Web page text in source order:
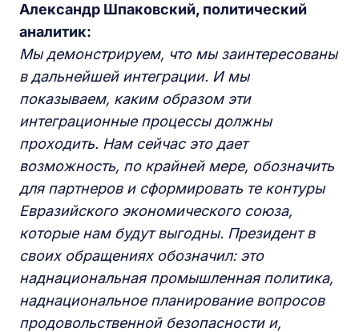
Александр Шпаковский, политический
аналитик:
Мы демонстрируем, что мы заинтересованы
в дальнейшей интеграции. И мы
показываем, каким образом эти
интеграционные процессы должны
проходить. Нам сейчас это дает
возможность, по крайней мере, обозначить
для партнеров и сформировать те контуры
Евразийского экономического союза,
которые нам будут выгодны. Президент в
своих обращениях обозначил: это
наднациональная промышленная политика,
наднациональное планирование вопросов
продовольственной безопасности и,